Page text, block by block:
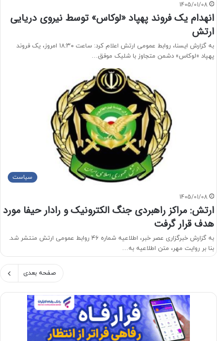
1405/01/08
انهدام یک فروند پهپاد «لوکاس» توسط نیروی دریایی
ارتش
به گزارش ایسنا، روابط عمومی ارتش اعلام کرد: ساعت ۱۸:۳۰ امروز، یک فروند
پهپاد «لوکاس» دشمن متجاوز با شلیک موفق…
سیاست
1405/01/08
ارتش: مراکز راهبردی جنگ الکترونیک و رادار حیفا مورد
هدف قرار گرفت
به گزارش خبرگزاری عصر خبر، اطلاعیه شماره ۴۶ روابط عمومی ارتش منتشر شد.
بنا بر روایت مهر، متن اطلاعیه به…
صفحه بعدی